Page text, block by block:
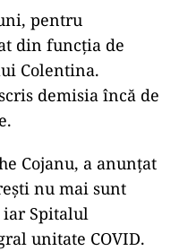
pentru
din funcția de
Colentina.
demisia încă de
Cojanu, a anunțat
nu mai sunt
Spitalul
unitate COVID.